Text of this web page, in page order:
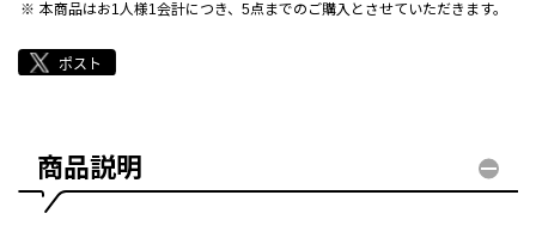
本商品はお1人様1会計につき、5点までのご購入とさせていただきます。
商品説明